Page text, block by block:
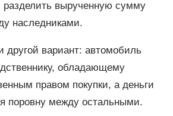
вырученную сумму
наследниками.
другой вариант: автомобиль
обладающему
правом покупки, а деньги
поровну между остальными.